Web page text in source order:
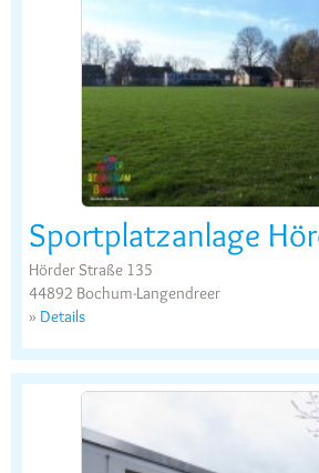
Sportplatzanlage
Hörder Straße 135
44892 Bochum-Langendreer
» Details